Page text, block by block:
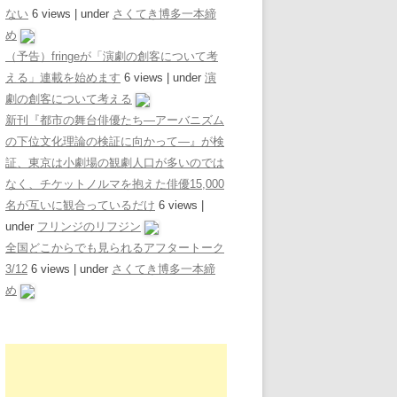
ない 6 views under さくてき博多一本締
め
（予告）fringeが「演劇の創客について考
える」連載を始めます 6 views under 演
劇の創客について考える
新刊『都市の舞台俳優たち―アーバニズム
の下位文化理論の検証に向かって―』が検
証、東京は小劇場の観劇人口が多いのでは
なく、チケットノルマを抱えた俳優15,000
名が互いに観合っているだけ 6 views
under フリンジのリフジン
全国どこからでも見られるアフタートーク
3/12 6 views under さくてき博多一本締
め